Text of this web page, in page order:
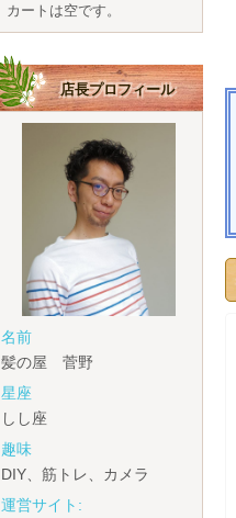
カートは空です。
店長プロフィール
名前
髪の屋 菅野
星座
しし座
趣味
DIY、筋トレ、カメラ
運営サイト: